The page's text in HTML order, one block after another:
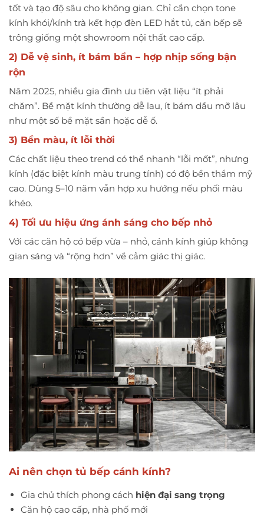
tốt và tạo độ sâu cho không gian. Chỉ cần chọn tone
kính khói/kính trà kết hợp đèn LED hắt tủ, căn bếp sẽ
trông giống một showroom nội thất cao cấp.
2) Dễ vệ sinh, ít bám bẩn – hợp nhịp sống bận
rộn
Năm 2025, nhiều gia đình ưu tiên vật liệu “ít phải
chăm”. Bề mặt kính thường dễ lau, ít bám dầu mỡ lâu
như một số bề mặt sần hoặc dễ ố.
3) Bền màu, ít lỗi thời
Các chất liệu theo trend có thể nhanh “lỗi mốt”, nhưng
kính (đặc biệt kính màu trung tính) có độ bền thẩm mỹ
cao. Dùng 5–10 năm vẫn hợp xu hướng nếu phối màu
khéo.
4) Tối ưu hiệu ứng ánh sáng cho bếp nhỏ
Với các căn hộ có bếp vừa – nhỏ, cánh kính giúp không
gian sáng và “rộng hơn” về cảm giác thị giác.
Ai nên chọn tủ bếp cánh kính?
Gia chủ thích phong cách hiện đại sang trọng
Căn hộ cao cấp, nhà phố mới